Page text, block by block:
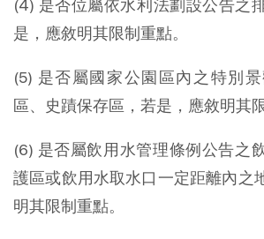
(4) 是否位屬依水利法劃設公告之
是，應敘明其限制重點。
(5) 是否屬國家公園區內之特別
區、史蹟保存區，若是，應敘明其
(6) 是否屬飲用水管理條例公告之
護區或飲用水取水口一定距離內之
明其限制重點。